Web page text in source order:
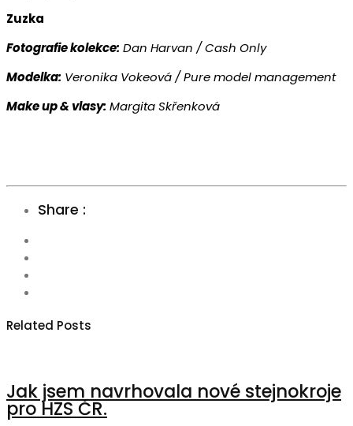
Zuzka
Fotografie kolekce: Dan Harvan / Cash Only
Modelka: Veronika Vokeová / Pure model management
Make up& vlasy: Margita Skřenková
Share :
Related Posts
Jak jsem navrhovala nové stejnokroje
pro HZS ČR.